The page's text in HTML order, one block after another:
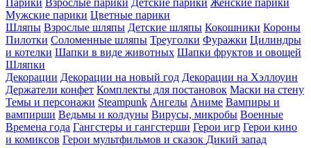
Парики Взрослые парики Детские парики Женские парики
Мужские парики Цветные парики
Шляпы Взрослые шляпы Детские шляпы Кокошники Короны
Пилотки Соломенные шляпы Треуголки Фуражки Цилиндры
и котелки Шапки в виде животных Шапки фруктов и овощей
Шляпки
Декорации Декорации на новый год Декорации на Хэллоуин
Держатели конфет Комплекты для постановок Маски на стену
Темы и персонажи Steampunk Ангелы Аниме Вампиры и
вампирши Ведьмы и колдуны Вирусы, микробы Военные
Времена года Гангстеры и гангстерши Герои игр Герои кино
и комиксов Герои мультфильмов и сказок Дикий запад